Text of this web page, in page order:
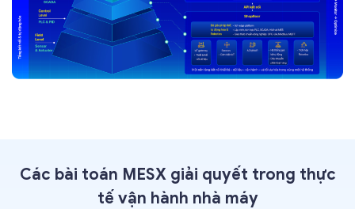
Các bài toán MESX giải quyết trong thực
tế vận hành nhà máy